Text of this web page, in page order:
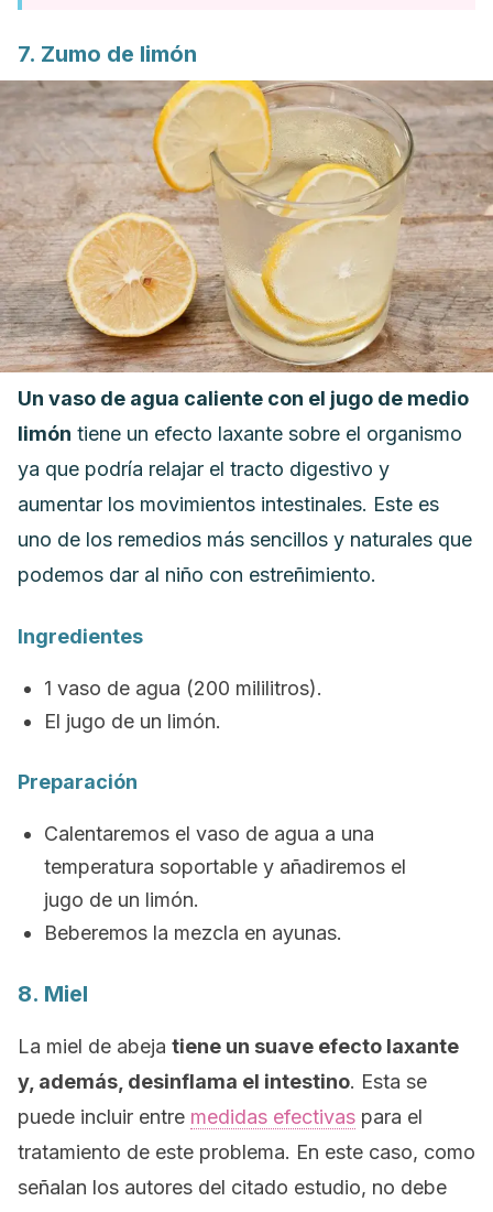
7. Zumo de limón
Un vaso de agua caliente con el jugo de medio
limón tiene un efecto laxante sobre el organismo
ya que podría relajar el tracto digestivo y
aumentar los movimientos intestinales. Este es
uno de los remedios más sencillos y naturales que
podemos dar al niño con estreñimiento.
Ingredientes
1 vaso de agua (200 mililitros).
El jugo de un limón.
Preparación
Calentaremos el vaso de agua a una
temperatura soportable y añadiremos el
jugo de un limón.
Beberemos la mezcla en ayunas.
8. Miel
La miel de abeja tiene un suave efecto laxante
y, además, desinflama el intestino. Esta se
puede incluir entre medidas efectivas para el
tratamiento de este problema. En este caso, como
señalan los autores del citado estudio, no debe